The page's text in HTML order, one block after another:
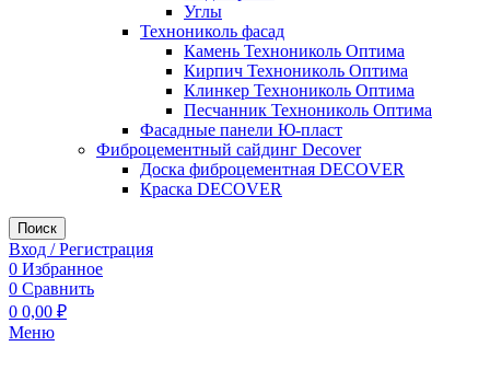
Углы
Технониколь фасад
Камень Технониколь Оптима
Кирпич Технониколь Оптима
Клинкер Технониколь Оптима
Песчанник Технониколь Оптима
Фасадные панели Ю-пласт
Фиброцементный сайдинг Decover
Доска фиброцементная DECOVER
Краска DECOVER
Поиск
Вход / Регистрация
0 Избранное
0 Сравнить
0 0,00 ₽
Меню